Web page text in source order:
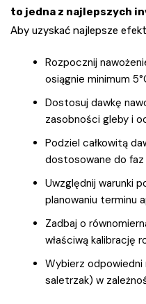
to jedna z najlepszych
Aby uzyskać najlepsze
Rozpocznij
osiągnie minimum
Dostosuj dawkę
zasobności gleby i
Podziel całkowitą
dostosowane do
Uwzględnij warunki
planowaniu terminu
Zadbaj o
właściwą kalibrację
Wybierz odpowiedni
saletrzak) w